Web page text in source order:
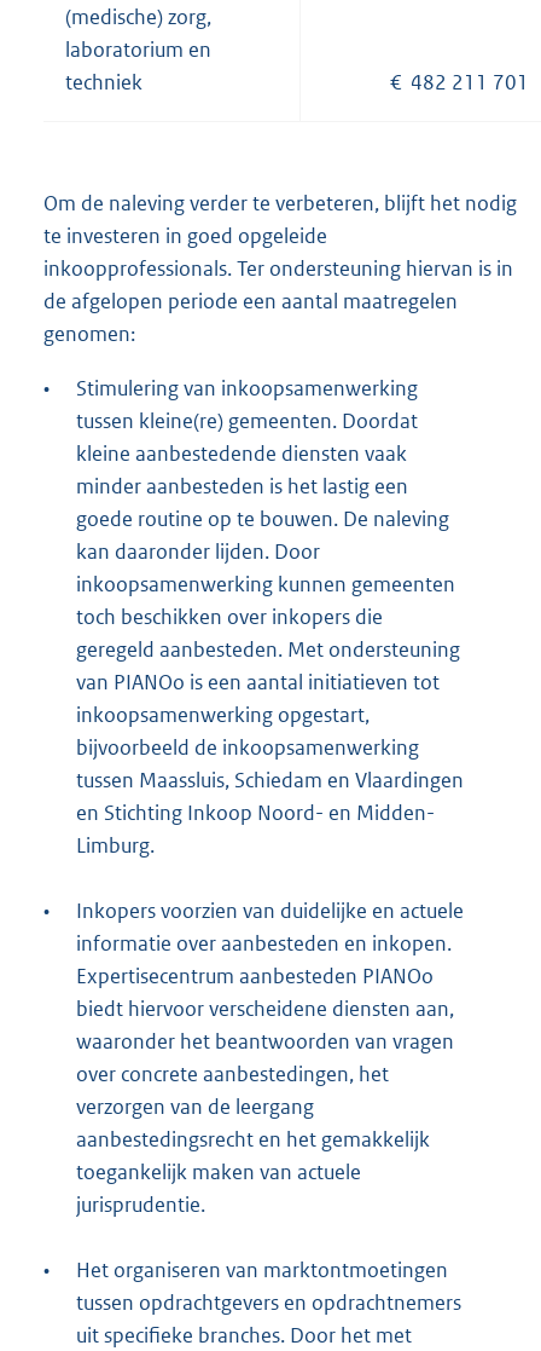
(medische) zorg,
laboratorium en
techniek
€ 482 211 701
Om de naleving verder te verbeteren, blijft het nodig
te investeren in goed opgeleide
inkoopprofessionals. Ter ondersteuning hiervan is in
de afgelopen periode een aantal maatregelen
genomen:
•
Stimulering van inkoopsamenwerking
tussen kleine(re) gemeenten. Doordat
kleine aanbestedende diensten vaak
minder aanbesteden is het lastig een
goede routine op te bouwen. De naleving
kan daaronder lijden. Door
inkoopsamenwerking kunnen gemeenten
toch beschikken over inkopers die
geregeld aanbesteden. Met ondersteuning
van PIANOo is een aantal initiatieven tot
inkoopsamenwerking opgestart,
bijvoorbeeld de inkoopsamenwerking
tussen Maassluis, Schiedam en Vlaardingen
en Stichting Inkoop Noord- en Midden-
Limburg.
•
Inkopers voorzien van duidelijke en actuele
informatie over aanbesteden en inkopen.
Expertisecentrum aanbesteden PIANOo
biedt hiervoor verscheidene diensten aan,
waaronder het beantwoorden van vragen
over concrete aanbestedingen, het
verzorgen van de leergang
aanbestedingsrecht en het gemakkelijk
toegankelijk maken van actuele
jurisprudentie.
•
Het organiseren van marktontmoetingen
tussen opdrachtgevers en opdrachtnemers
uit specifieke branches. Door het met